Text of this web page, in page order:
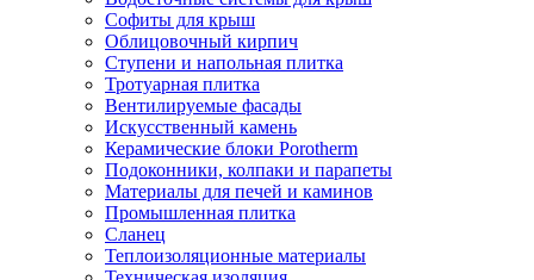
Софиты для крыш
Облицовочный кирпич
Ступени и напольная плитка
Тротуарная плитка
Вентилируемые фасады
Искусственный камень
Керамические блоки Porotherm
Подоконники, колпаки и парапеты
Материалы для печей и каминов
Промышленная плитка
Сланец
Теплоизоляционные материалы